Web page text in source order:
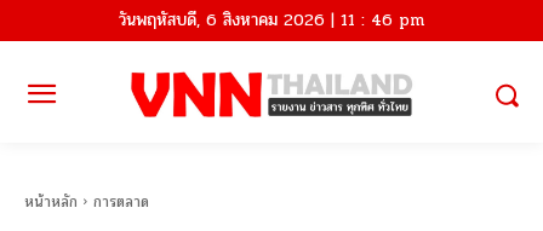
วันพฤหัสบดี, 6 สิงหาคม 2026 | 11 : 46 pm
หน้าหลัก การตลาด